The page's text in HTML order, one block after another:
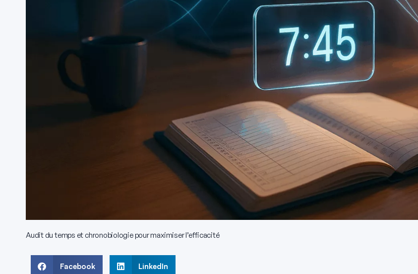
Audit du temps et chronobiologie pour maximiser l’efficacité
Facebook LinkedIn